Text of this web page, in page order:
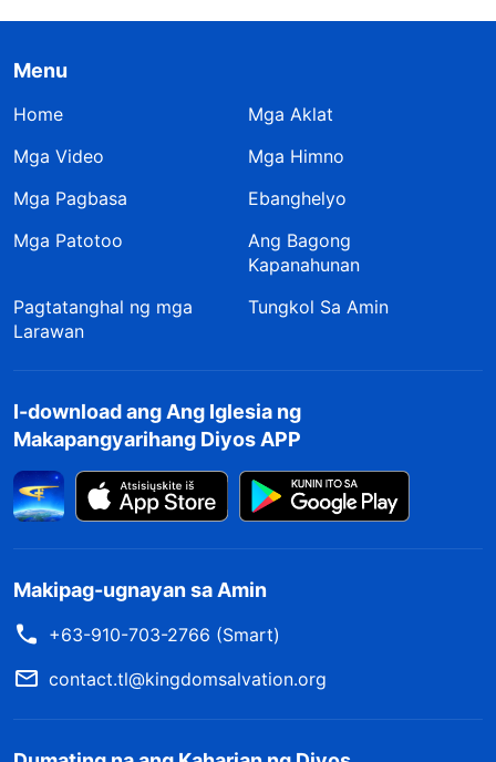
Menu
Home
Mga Aklat
Mga Video
Mga Himno
Mga Pagbasa
Ebanghelyo
Mga Patotoo
Ang Bagong
Kapanahunan
Pagtatanghal ng mga
Larawan
Tungkol Sa Amin
I-download ang Ang Iglesia ng
Makapangyarihang Diyos APP
Makipag-ugnayan sa Amin
+63-910-703-2766 (Smart)
contact.tl@kingdomsalvation.org